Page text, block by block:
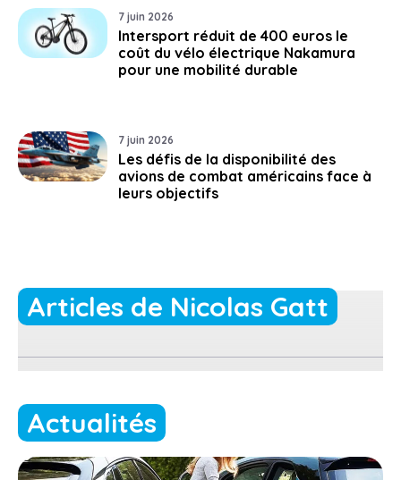
7 juin 2026
Intersport réduit de 400 euros le
coût du vélo électrique Nakamura
pour une mobilité durable
7 juin 2026
Les défis de la disponibilité des
avions de combat américains face à
leurs objectifs
Articles de Nicolas Gatt
Actualités